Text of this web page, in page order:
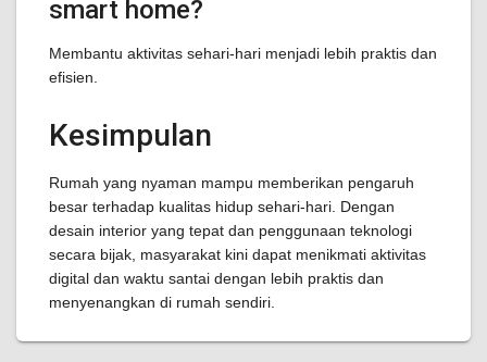
smart home?
Membantu aktivitas sehari-hari menjadi lebih praktis dan
efisien.
Kesimpulan
Rumah yang nyaman mampu memberikan pengaruh
besar terhadap kualitas hidup sehari-hari. Dengan
desain interior yang tepat dan penggunaan teknologi
secara bijak, masyarakat kini dapat menikmati aktivitas
digital dan waktu santai dengan lebih praktis dan
menyenangkan di rumah sendiri.